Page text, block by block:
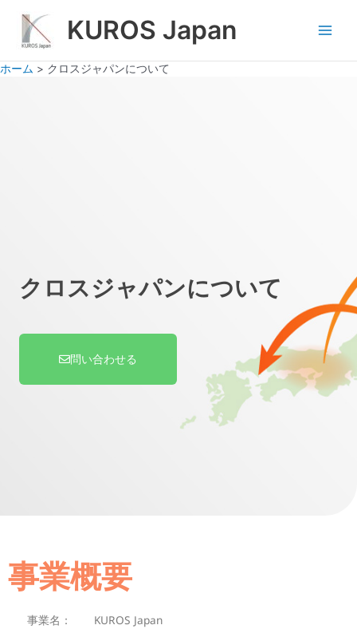
ス
キ
KUROS Japan
ホーム クロスジャパンについて
クロスジャパンについて
問い合わせる
事業概要
事業名： KUROS Japan